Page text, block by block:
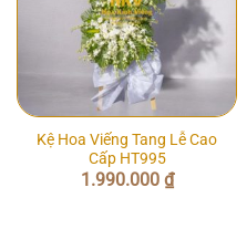
Kệ Hoa Viếng Tang Lễ Cao
Cấp HT995
1.990.000 ₫